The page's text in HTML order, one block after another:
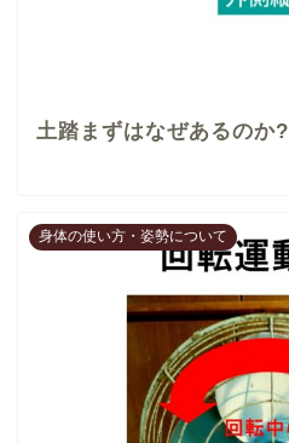
土踏まずはなぜあるのか?
身体の使い方・姿勢について